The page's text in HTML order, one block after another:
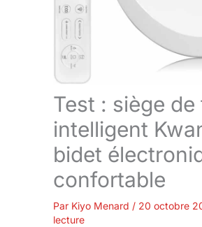
Test : siège
intelligent
bidet
confortable
Par Kiyo Menard / 20 octobre
lecture